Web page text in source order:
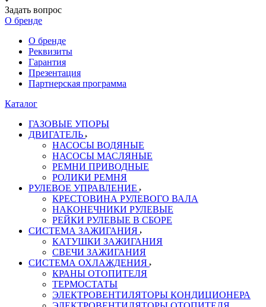
Задать вопрос
О бренде
О бренде
Реквизиты
Гарантия
Презентация
Партнерская программа
Каталог
ГАЗОВЫЕ УПОРЫ
ДВИГАТЕЛЬ
НАСОСЫ ВОДЯНЫЕ
НАСОСЫ МАСЛЯНЫЕ
РЕМНИ ПРИВОДНЫЕ
РОЛИКИ РЕМНЯ
РУЛЕВОЕ УПРАВЛЕНИЕ
КРЕСТОВИНА РУЛЕВОГО ВАЛА
НАКОНЕЧНИКИ РУЛЕВЫЕ
РЕЙКИ РУЛЕВЫЕ В СБОРЕ
СИСТЕМА ЗАЖИГАНИЯ
КАТУШКИ ЗАЖИГАНИЯ
СВЕЧИ ЗАЖИГАНИЯ
СИСТЕМА ОХЛАЖДЕНИЯ
КРАНЫ ОТОПИТЕЛЯ
ТЕРМОСТАТЫ
ЭЛЕКТРОВЕНТИЛЯТОРЫ КОНДИЦИОНЕРА